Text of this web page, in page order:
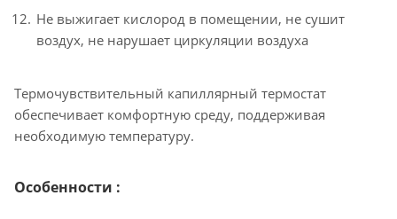
Не выжигает кислород в помещении, не сушит
воздух, не нарушает циркуляции воздуха
Термочувствительный капиллярный термостат
обеспечивает комфортную среду, поддерживая
необходимую температуру.
Особенности :